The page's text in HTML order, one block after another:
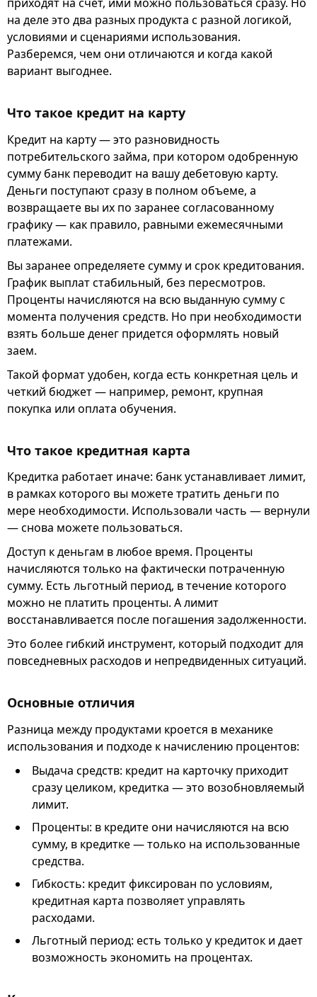
на деле это два разных продукта с разной логикой,
условиями и сценариями использования.
Разберемся, чем они отличаются и когда какой
вариант выгоднее.
Что такое кредит на карту
Кредит на карту — это разновидность
потребительского займа, при котором одобренную
сумму банк переводит на вашу дебетовую карту.
Деньги поступают сразу в полном объеме, а
возвращаете вы их по заранее согласованному
графику — как правило, равными ежемесячными
платежами.
Вы заранее определяете сумму и срок кредитования.
График выплат стабильный, без пересмотров.
Проценты начисляются на всю выданную сумму с
момента получения средств. Но при необходимости
взять больше денег придется оформлять новый
заем.
Такой формат удобен, когда есть конкретная цель и
четкий бюджет — например, ремонт, крупная
покупка или оплата обучения.
Что такое кредитная карта
Кредитка работает иначе: банк устанавливает лимит,
в рамках которого вы можете тратить деньги по
мере необходимости. Использовали часть — вернули
— снова можете пользоваться.
Доступ к деньгам в любое время. Проценты
начисляются только на фактически потраченную
сумму. Есть льготный период, в течение которого
можно не платить проценты. А лимит
восстанавливается после погашения задолженности.
Это более гибкий инструмент, который подходит для
повседневных расходов и непредвиденных ситуаций.
Основные отличия
Разница между продуктами кроется в механике
использования и подходе к начислению процентов:
Выдача средств: кредит на карточку приходит
сразу целиком, кредитка — это возобновляемый
лимит.
Проценты: в кредите они начисляются на всю
сумму, в кредитке — только на использованные
средства.
Гибкость: кредит фиксирован по условиям,
кредитная карта позволяет управлять
расходами.
Льготный период: есть только у кредиток и дает
возможность экономить на процентах.